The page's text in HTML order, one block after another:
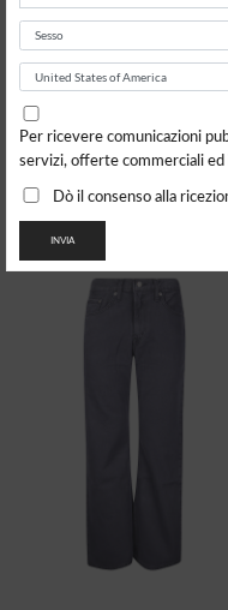
LEVI'S
Jeans Ribcage Full Lenght
150.05$
Per ricevere comunicazioni
servizi, offerte commerciali
Dò il consenso alla
INVIA